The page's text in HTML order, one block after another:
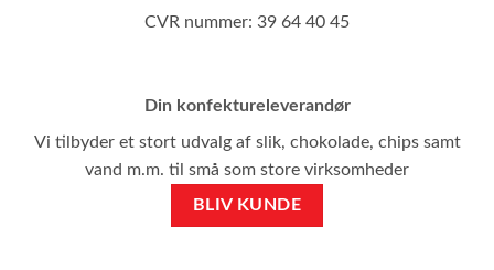
CVR nummer: 39 64 40 45
Din konfektureleverandør
Vi tilbyder et stort udvalg af slik, chokolade, chips samt
vand m.m. til små som store virksomheder
BLIV KUNDE